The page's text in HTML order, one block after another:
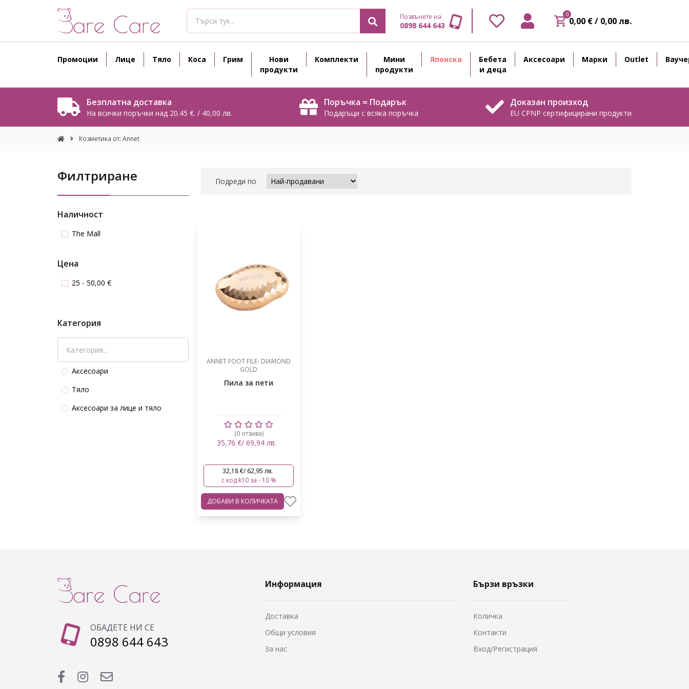
Позвънете на
0898 644 643
0
0,00 € / 0,00 лв.
Промоции Лице Тяло Коса Грим
Нови
продукти
Комплекти
Мини
продукти
Японска
Бебета
и деца
Аксесоари Марки Outlet
Безплатна доставка
На всички поръчки над 20.45 €. / 40,00 лв.
Поръчка = Подарък
Подаръци с всяка поръчка
Доказан произход
EU CPNP сертифицирани продукти
Козметика от: Annet
Филтриране
Наличност
The Mall
Цена
25 - 50,00 €
Категория
Аксесоари
Тяло
Аксесоари за лице и тяло
Подреди по
ANNET FOOT FILE- DIAMOND
GOLD
Пила за пети
(0 отзива)
35,76 €/ 69,94 лв.
32,18 €/ 62,95 лв.
с код k10 за - 10 %
ДОБАВИ В КОЛИЧКАТА
ОБАДЕТЕ НИ СЕ
0898 644 643
Информация
Доставка
Общи условия
За нас
Бързи връзки
Количка
Контакти
Вход/Регистрация